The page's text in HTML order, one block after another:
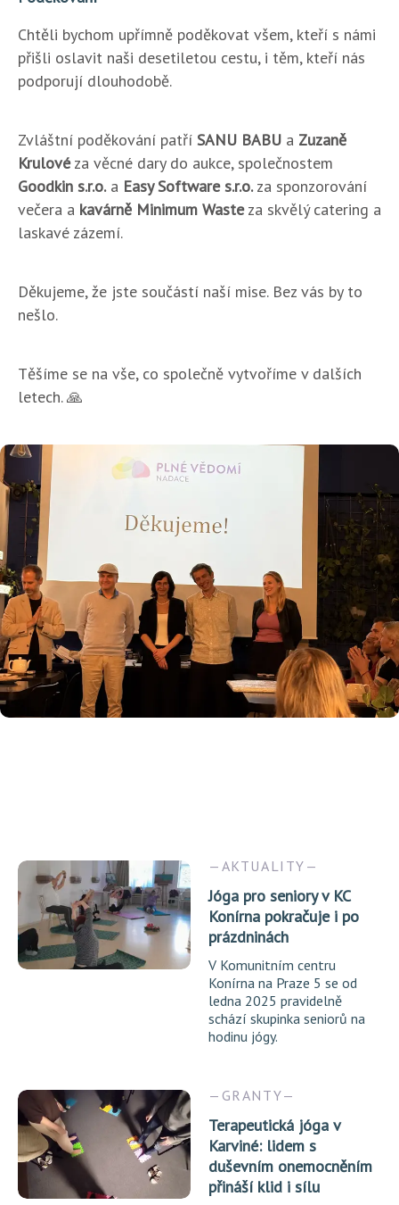
Chtěli bychom upřímně poděkovat všem, kteří s námi
přišli oslavit naši desetiletou cestu, i těm, kteří nás
podporují dlouhodobě.
Zvláštní poděkování patří SANU BABU a Zuzaně
Krulovéza věcné dary do aukce, společnostem
Goodkin s.r.o.a Easy Software s.r.o.za sponzorování
večera a kavárně Minimum Wasteza skvělý catering a
laskavé zázemí.
Děkujeme, že jste součástí naší mise. Bez vás by to
nešlo.
Těšíme se na vše, co společně vytvoříme v dalších
letech. 🙏
AKTUALITY
Jóga pro seniory v KC
Konírna pokračuje i po
prázdninách
V Komunitním centru
Konírna na Praze 5 se od
ledna 2025 pravidelně
schází skupinka seniorů na
hodinu jógy.
GRANTY
Terapeutická jóga v
Karviné: lidem s
duševním onemocněním
přináší klid i sílu